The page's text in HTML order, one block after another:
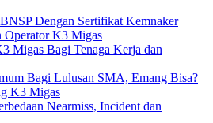
Dengan Sertifikat Kemnaker
Operator K3 Migas
Migas Bagi Tenaga Kerja dan
Bagi Lulusan SMA, Emang Bisa?
K3 Migas
Nearmiss, Incident dan